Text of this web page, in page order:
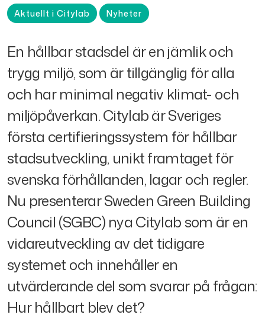
Aktuellt i Citylab Nyheter
En hållbar stadsdel är en jämlik och
trygg miljö, som är tillgänglig för alla
och har minimal negativ klimat- och
miljöpåverkan. Citylab är Sveriges
första certifieringssystem för hållbar
stadsutveckling, unikt framtaget för
svenska förhållanden, lagar och regler.
Nu presenterar Sweden Green Building
Council (SGBC) nya Citylab som är en
vidareutveckling av det tidigare
systemet och innehåller en
utvärderande del som svarar på frågan:
Hur hållbart blev det?